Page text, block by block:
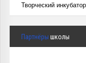
Творческий инкубатор
Партнёры школы